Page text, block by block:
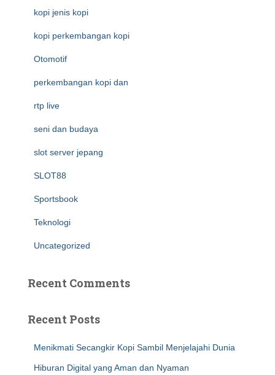
kopi jenis kopi
kopi perkembangan kopi
Otomotif
perkembangan kopi dan
rtp live
seni dan budaya
slot server jepang
SLOT88
Sportsbook
Teknologi
Uncategorized
Recent Comments
Recent Posts
Menikmati Secangkir Kopi Sambil Menjelajahi Dunia
Hiburan Digital yang Aman dan Nyaman